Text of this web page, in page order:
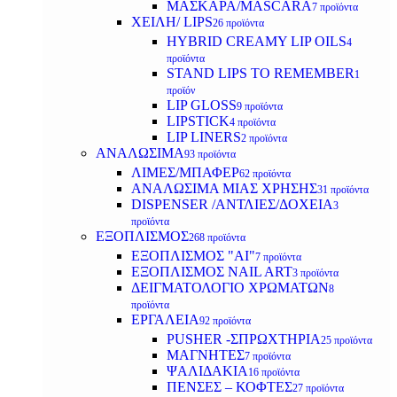
ΜΑΣΚΑΡΑ/MASCARA7 προϊόντα
ΧΕΙΛΗ/ LIPS26 προϊόντα
HYBRID CREAMY LIP OILS4
προϊόντα
STAND LIPS TO REMEMBER 1
προϊόν
LIP GLOSS9 προϊόντα
LIPSTICK4 προϊόντα
LIP LINERS2 προϊόντα
ΑΝΑΛΩΣΙΜΑ93 προϊόντα
ΛΙΜΕΣ/ΜΠΑΦΕΡ62 προϊόντα
ΑΝΑΛΩΣΙΜΑ ΜΙΑΣ ΧΡΗΣΗΣ31 προϊόντα
DISPENSER /ΑΝΤΛΙΕΣ/ΔΟΧΕΙΑ3
προϊόντα
ΕΞΟΠΛΙΣΜΟΣ268 προϊόντα
ΕΞΟΠΛΙΣΜΟΣ "AI"7 προϊόντα
ΕΞΟΠΛΙΣΜΟΣ NAIL ART3 προϊόντα
ΔΕΙΓΜΑΤΟΛΟΓΙΟ ΧΡΩΜΑΤΩΝ8
προϊόντα
ΕΡΓΑΛΕΙΑ92 προϊόντα
PUSHER -ΣΠΡΩΧΤΗΡΙΑ25 προϊόντα
ΜΑΓΝΗΤΕΣ7 προϊόντα
ΨΑΛΙΔΑΚΙΑ 16 προϊόντα
ΠΕΝΣΕΣ – ΚΟΦΤΕΣ27 προϊόντα